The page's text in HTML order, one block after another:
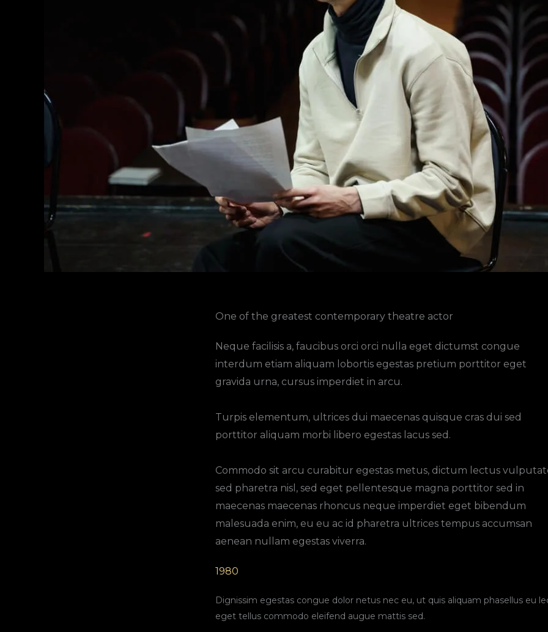
One of the greatest contemporary theatre actor ​
Neque facilisis a, faucibus orci orci nulla eget dictumst congue
interdum etiam aliquam lobortis egestas pretium porttitor eget
gravida urna, cursus imperdiet in arcu.
Turpis elementum, ultrices dui maecenas quisque cras dui sed
porttitor aliquam morbi libero egestas lacus sed.
Commodo sit arcu curabitur egestas metus, dictum lectus
sed pharetra nisl, sed eget pellentesque magna porttitor sed in
maecenas maecenas rhoncus neque imperdiet eget bibendum
malesuada enim, eu eu ac id pharetra ultrices tempus accumsan
aenean nullam egestas viverra.
1980
Dignissim egestas congue dolor netus nec eu, ut quis aliquam phasellus eu
eget tellus commodo eleifend augue mattis sed.